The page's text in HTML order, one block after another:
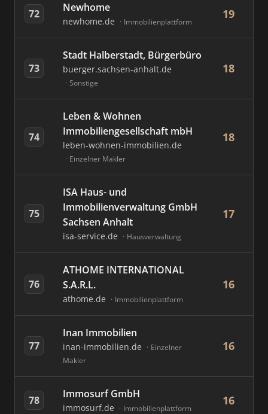
72 Newhome
newhome.de Immobilienplattform
19
73
Stadt Halberstadt, Bürgerbüro
buerger.sachsen-anhalt.de
Sonstige
18
74
Leben & Wohnen
Immobiliengesellschaft mbH
leben-wohnen-immobilien.de
Einzelner Makler
18
75
ISA Haus- und
Immobilienverwaltung GmbH
Sachsen Anhalt
isa-service.de Hausverwaltung
17
76
ATHOME INTERNATIONAL
S.A.R.L.
athome.de Immobilienplattform
16
77
Inan Immobilien
inan-immobilien.de
Einzelner
Makler
16
78 Immosurf GmbH
immosurf.de Immobilienplattform
16